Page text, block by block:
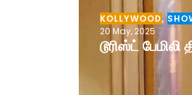
KOLLYWOOD,
20 May, 2025
டூரிஸ்ட்